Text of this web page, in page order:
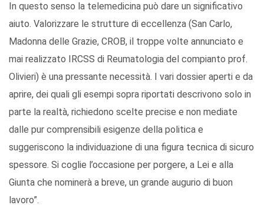
In questo senso la telemedicina può dare un significativo
aiuto. Valorizzare le strutture di eccellenza (San Carlo,
Madonna delle Grazie, CROB, il troppe volte annunciato e
mai realizzato IRCSS di Reumatologia del compianto prof.
Olivieri) è una pressante necessità. I vari dossier aperti e da
aprire, dei quali gli esempi sopra riportati descrivono solo in
parte la realtà, richiedono scelte precise e non mediate
dalle pur comprensibili esigenze della politica e
suggeriscono la individuazione di una figura tecnica di sicuro
spessore. Si coglie l’occasione per porgere, a Lei e alla
Giunta che nominerà a breve, un grande augurio di buon
lavoro”.